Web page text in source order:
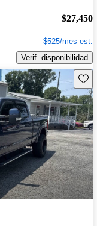
$27,450
$525/mes est.
Verif. disponibilidad